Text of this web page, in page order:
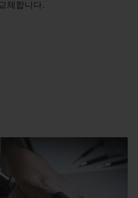
체합니다.
리, 마이크로블라스트 처리, 또
강화합니다.